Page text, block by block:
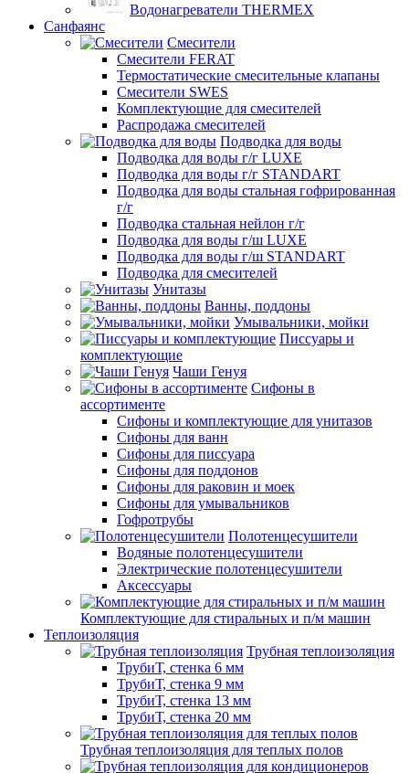
Водонагреватели THERMEX
Санфаянс
Смесители
Смесители FERAT
Термостатические смесительные клапаны
Смесители SWES
Комплектующие для смесителей
Распродажа смесителей
Подводка для воды
Подводка для воды г/г LUXE
Подводка для воды г/г STANDART
Подводка для воды стальная гофрированная
г/г
Подводка стальная нейлон г/г
Подводка для воды г/ш LUXE
Подводка для воды г/ш STANDART
Подводка для смесителей
Унитазы
Ванны, поддоны
Умывальники, мойки
Писсуары и
комплектующие
Чаши Генуя
Сифоны в
ассортименте
Сифоны и комплектующие для унитазов
Сифоны для ванн
Сифоны для писсуара
Сифоны для поддонов
Сифоны для раковин и моек
Сифоны для умывальников
Гофротрубы
Полотенцесушители
Водяные полотенцесушители
Электрические полотенцесушители
Аксессуары
Комплектующие для стиральных и п/м машин
Теплоизоляция
Трубная теплоизоляция
ТрубиТ, стенка 6 мм
ТрубиТ, стенка 9 мм
ТрубиТ, стенка 13 мм
ТрубиТ, стенка 20 мм
Трубная теплоизоляция для теплых полов